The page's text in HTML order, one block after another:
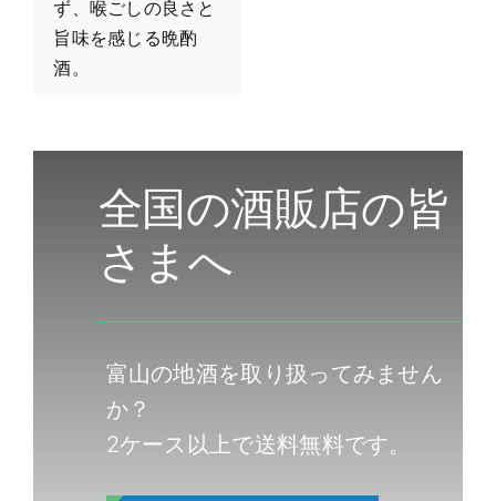
ず、喉ごしの良さと
旨味を感じる晩酌
酒。
全国の酒販店の皆
さまへ
富山の地酒を取り扱ってみません
か？
2ケース以上で送料無料です。